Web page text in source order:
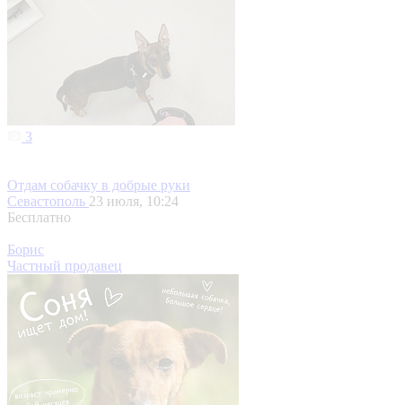
3
Отдам собачку в добрые руки
Севастополь 23 июля, 10:24
Бесплатно
Борис
Частный продавец